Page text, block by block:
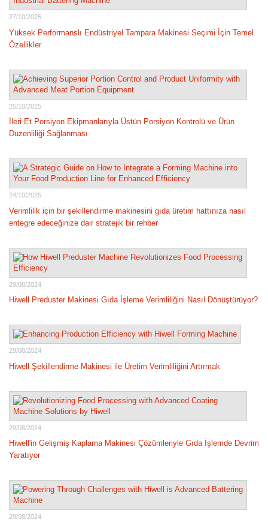
27/10/2025
Yüksek Performanslı Endüstriyel Tampara Makinesi Seçimi İçin Temel
Özellikler
25/10/2025
İleri Et Porsiyon Ekipmanlarıyla Üstün Porsiyon Kontrolü ve Ürün
Düzenliliği Sağlanması
24/10/2025
Verimlilik için bir şekillendirme makinesini gıda üretim hattınıza nasıl
entegre edeceğinize dair stratejik bir rehber
29/08/2024
Hiwell Preduster Makinesi Gıda İşleme Verimliliğini Nasıl Dönüştürüyor?
29/08/2024
Hiwell Şekillendirme Makinesi ile Üretim Verimliliğini Artırmak
29/08/2024
Hiwell'in Gelişmiş Kaplama Makinesi Çözümleriyle Gıda İşlemde Devrim
Yaratıyor
29/08/2024